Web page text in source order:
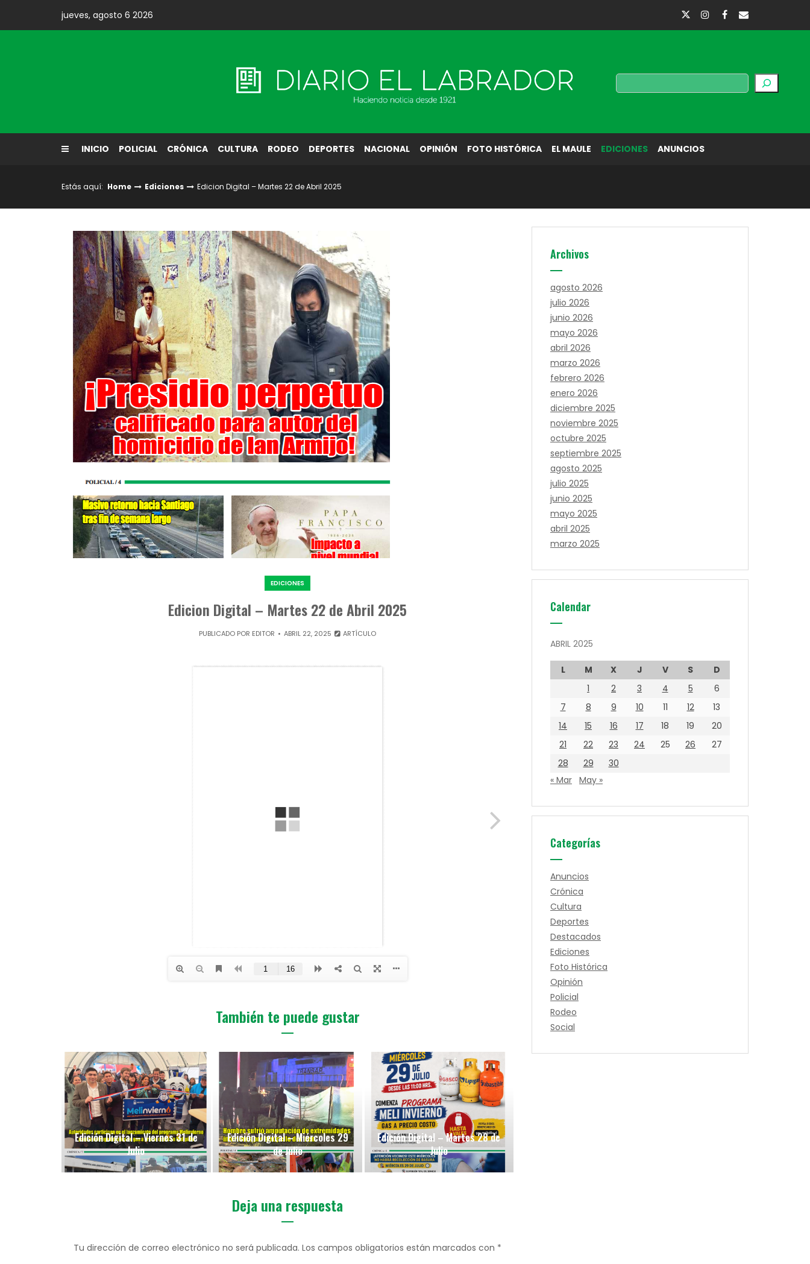
content
jueves, agosto 6 2026
Diario El Labrador Buscar
INICIO POLICIAL CRÓNICA CULTURA RODEO DEPORTES NACIONAL OPINIÓN FOTO HISTÓRICA EL MAULE EDICIONES ANUNCIOS
Estás aquí: Home Ediciones Edicion Digital – Martes 22 de Abril 2025
EDICIONES
Edicion Digital – Martes 22 de Abril 2025
PUBLICADO POR EDITOR ABRIL 22, 2025 ARTÍCULO
También te puede gustar
Edición Digital – Viernes 31 de
Julio
Edición Digital – Miércoles 29
de Julio
Edición Digital – Martes 28 de
Julio
Deja una respuesta
Tu dirección de correo electrónico no será publicada. Los campos obligatorios están marcados con *
Archivos
agosto 2026
julio 2026
junio 2026
mayo 2026
abril 2026
marzo 2026
febrero 2026
enero 2026
diciembre 2025
noviembre 2025
octubre 2025
septiembre 2025
agosto 2025
julio 2025
junio 2025
mayo 2025
abril 2025
marzo 2025
Calendar
ABRIL 2025
L M X J V S
D
1
2 3 4 5
6
7
8 9 10 11 12
13
14
15 16 17 18 19
20
21
22 23 24 25 26
27
28
29
30
« Mar May »
Categorías
Anuncios
Crónica
Cultura
Deportes
Destacados
Ediciones
Foto Histórica
Opinión
Policial
Rodeo
Social